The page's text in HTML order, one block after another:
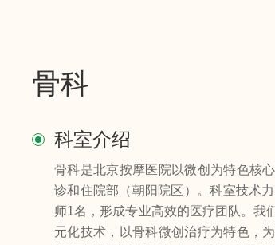
骨科
科室介绍
骨科是北京按摩医院以微创为特色核
诊和住院部（朝阳院区）。科室技术
师1名，形成专业高效的医疗团队。我
元化技术，以骨科微创治疗为特色，